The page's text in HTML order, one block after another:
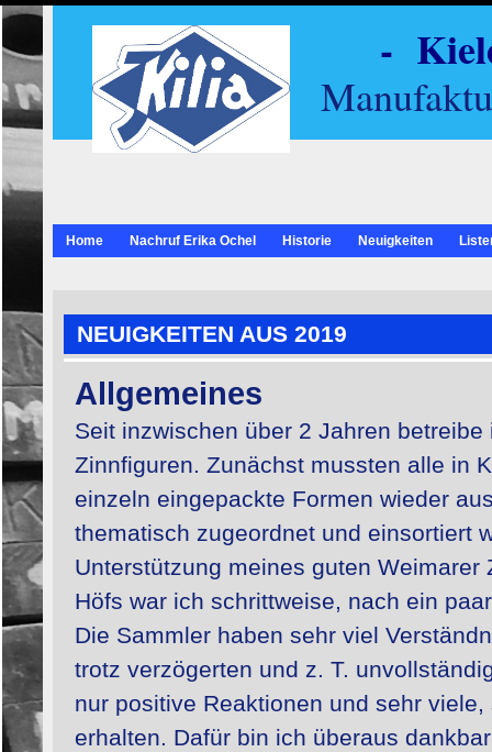
-
Home Nachruf Erika Ochel Historie Neuigkeiten
NEUIGKEITEN AUS 2019
Allgemeines
Seit inzwischen über 2 Jahren
Zinnfiguren. Zunächst mussten alle in
einzeln eingepackte Formen wieder
thematisch zugeordnet und einsortiert
Unterstützung meines guten Weimarer
Höfs war ich schrittweise, nach ein
Die Sammler haben sehr viel
trotz verzögerten und z. T.
nur positive Reaktionen und sehr
erhalten. Dafür bin ich überaus